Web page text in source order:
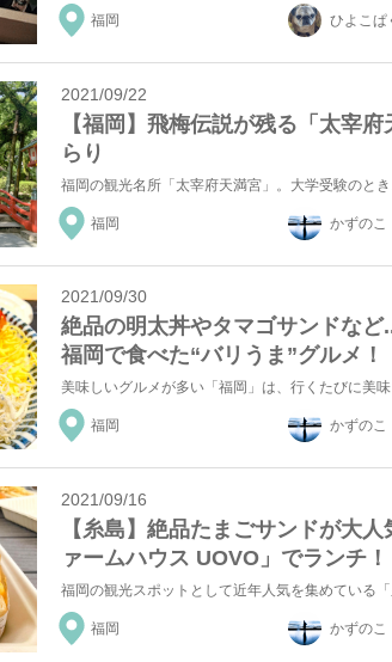
福岡 ひよこぱ
2021/09/22
【福岡】飛梅伝説が残る「太宰
らり
福岡 かずのこ
2021/09/30
絶品の明太丼やタマゴサンドなど
福岡で食べた“バリうま”グルメ！
福岡 かずのこ
2021/09/16
【糸島】絶品たまごサンドが大
ァームハウス UOVO」でランチ！
福岡 かずのこ